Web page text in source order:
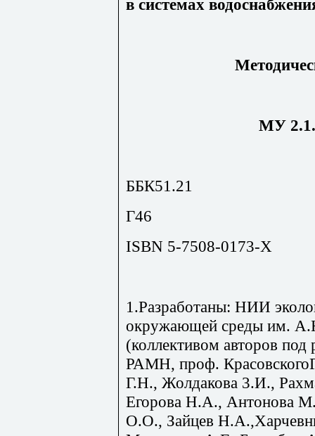
в системах
МУ
ББК51.21
Г46
ISBN 5-7508-0173-Х
1.Разработаны: НИИ
окружающей среды им.
(коллективом авторов
РАМН, проф.
Г.Н., Жолдакова 3.И.,
Егорова Н.А., Антонова
О.О., Зайцев